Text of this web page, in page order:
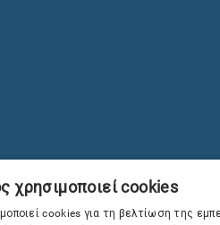
χρησιμοποιεί cookies
cookies για τη βελτίωση της